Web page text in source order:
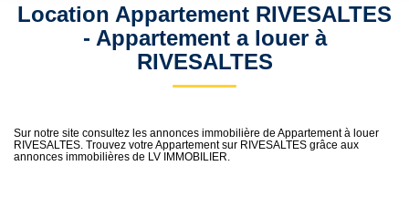
ESTIMATION
NOTRE AGENCE
Sélectionnez...
Type de bien
Surface min
Location Appartement RIVESALTES
- Appartement a louer à
RIVESALTES
Sur notre site consultez les annonces immobilière de Appartement à louer
RIVESALTES. Trouvez votre Appartement sur RIVESALTES grâce aux
annonces immobilières de LV IMMOBILIER.